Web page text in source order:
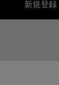
新規登録